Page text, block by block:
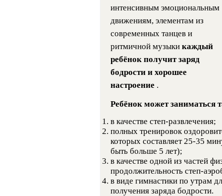
интенсивным эмоциональным
движениям, элементам из
современных танцев и
ритмичной музыки каждый
ребёнок получит заряд
бодрости и хорошее
настроение .
Ребёнок может заниматься
в качестве степ-развлечения;
полных тренировок
которых составляет 25-35
быть больше 5 лет);
в качестве одной из частей
продолжительность степ-
в виде гимнастики по утрам
получения заряда бодрости.